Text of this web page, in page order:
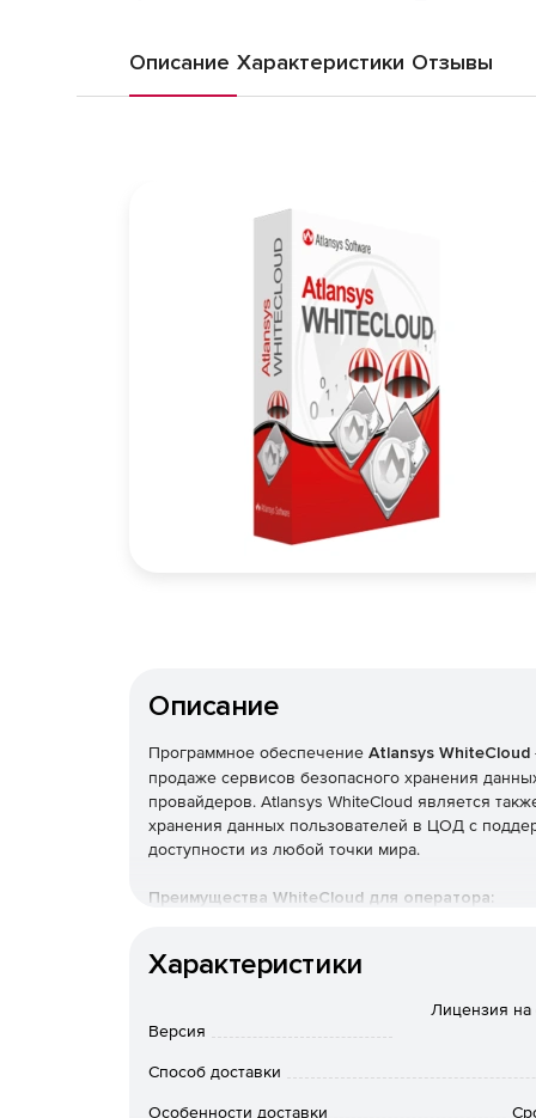
Описание Характеристики Отзывы
Описание
Программное обеспечение Atlansys WhiteCloud
продаже сервисов безопасного хранения
провайдеров. Atlansys WhiteCloud является
хранения данных пользователей в ЦОД с
доступности из любой точки мира.
Преимущества WhiteCloud для оператора:
Единая система управления и тарификации.
Характеристики
Версия
Лицензия на
Способ доставки
Особенности доставки